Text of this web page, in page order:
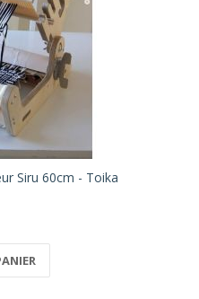
Siru 60cm - Toika